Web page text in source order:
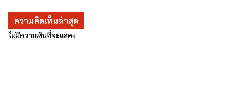
ความคิดเห็นล่าสุด
ไม่มีความเห็นที่จะแสดง